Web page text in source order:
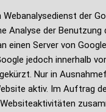
der
Analyse der
einen Server von
jedoch innerhalb
Nur in
aktiv. Im Auftrag